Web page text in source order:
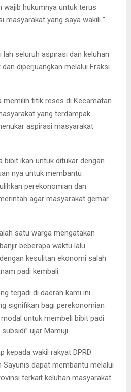
wajib hukumnya untuk terus
masyarakat yang saya wakili ”
seluruh aspirasi dan keluhan
diperjuangkan melalui Fraksi
memilih titik reses di Kecamatan
yang terdampak
aspirasi masyarakat
bibit ikan untuk ditukar dengan
nya untuk membantu
perekonomian dan
agar masyarakat gemar
satu warga mengatakan
beberapa waktu lalu
kesulitan ekonomi salah
padi kembali.
terjadi di daerah kami ini
signifikan bagi perekonomian
untuk membeli bibit padi
ujar Mamuji.
kepada wakil rakyat DPRD
Sayunis dapat membantu melalui
terkait keluhan masyarakat.